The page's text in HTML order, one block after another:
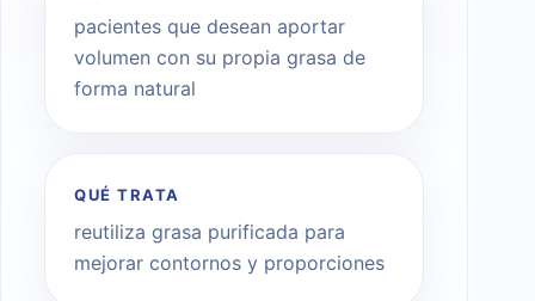
pacientes que desean aportar
volumen con su propia grasa de
forma natural
QUÉ TRATA
reutiliza grasa purificada para
mejorar contornos y proporciones